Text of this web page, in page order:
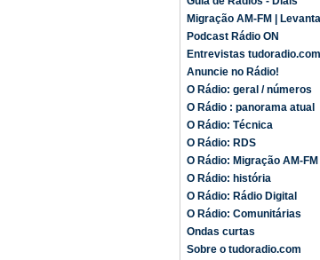
Migração AM-FM |
Podcast Rádio ON
Entrevistas tudoradio.com
Anuncie no Rádio!
O Rádio: geral / números
O Rádio : panorama atual
O Rádio: Técnica
O Rádio: RDS
O Rádio: Migração AM-FM
O Rádio: história
O Rádio: Rádio Digital
O Rádio: Comunitárias
Ondas curtas
Sobre o tudoradio.com